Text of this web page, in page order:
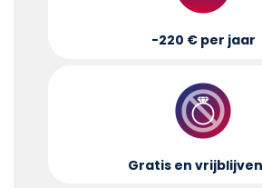
-220 € per jaar
Gratis en